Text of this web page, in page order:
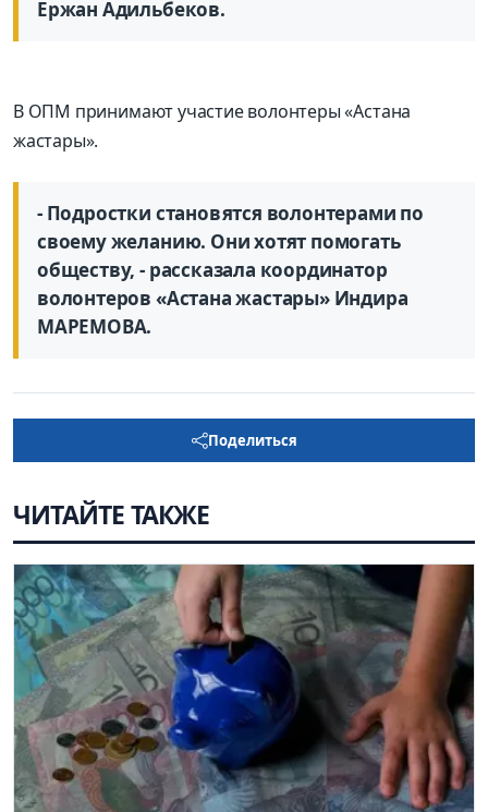
Ержан Адильбеков.
В ОПМ принимают участие волонтеры «Астана
жастары».
- Подростки становятся волонтерами по
своему желанию. Они хотят помогать
обществу, - рассказала координатор
волонтеров «Астана жастары» Индира
МАРЕМОВА.
Поделиться
ЧИТАЙТЕ ТАКЖЕ